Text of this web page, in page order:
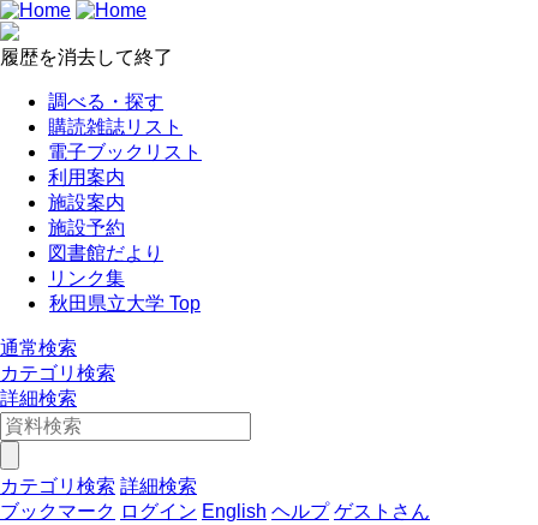
履歴を消去して終了
調べる・探す
購読雑誌リスト
電子ブックリスト
利用案内
施設案内
施設予約
図書館だより
リンク集
秋田県立大学 Top
通常検索
カテゴリ検索
詳細検索
カテゴリ検索 詳細検索
ブックマーク ログイン English ヘルプ ゲストさん